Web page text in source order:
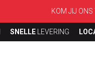
KOM JIJ ONS
SNELLE LEVERING